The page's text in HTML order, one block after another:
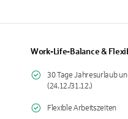
Work-Life-Balance &
30 Tage Jahresurlaub
(24.12./31.12.)
Flexible Arbeitszeiten